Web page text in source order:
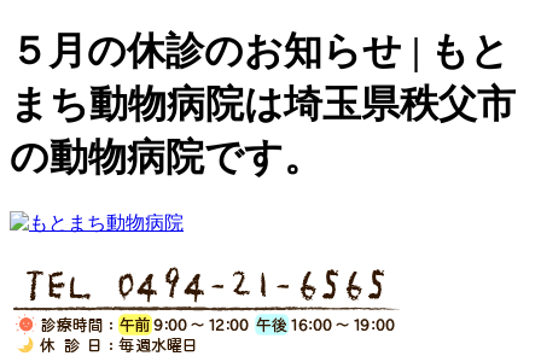
５月の休診のお知らせ | もと
まち動物病院は埼玉県秩父市
の動物病院です。